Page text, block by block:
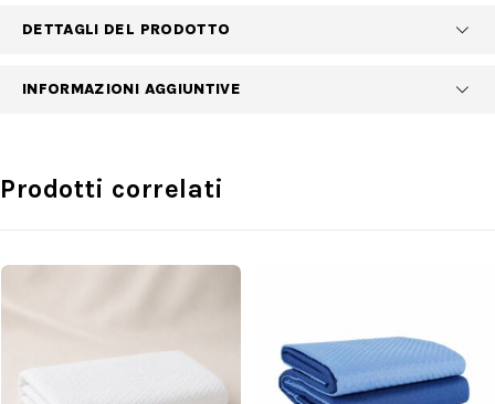
DETTAGLI DEL PRODOTTO
INFORMAZIONI AGGIUNTIVE
Prodotti correlati